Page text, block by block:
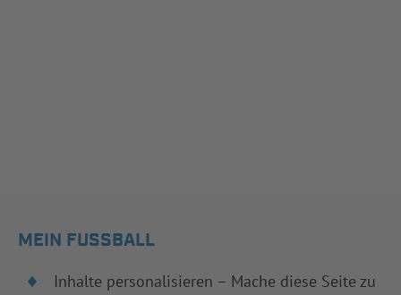
MEIN FUSSBALL
Inhalte personalisieren – Mache diese Seite zu